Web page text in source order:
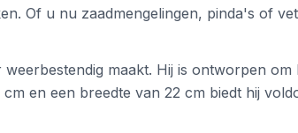
Of u nu zaadmengelingen, pinda's of
maakt. Hij is ontworpen
en een breedte van 22 cm biedt hij